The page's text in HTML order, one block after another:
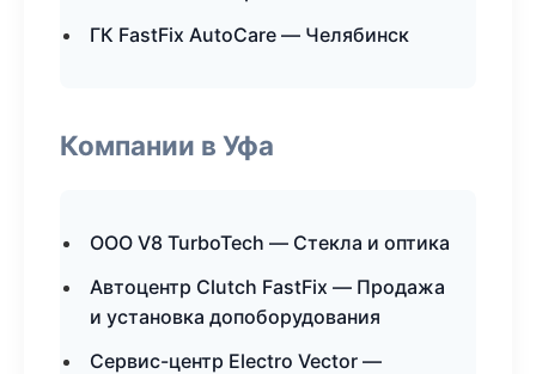
ГК FastFix AutoCare — Челябинск
Компании в Уфа
ООО V8 TurboTech — Стекла и оптика
Автоцентр Clutch FastFix — Продажа
и установка допоборудования
Сервис-центр Electro Vector —